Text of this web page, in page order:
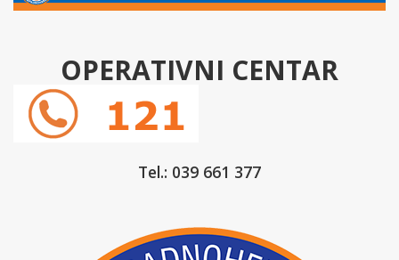
OPERATIVNI CENTAR
Tel.: 039 661 377